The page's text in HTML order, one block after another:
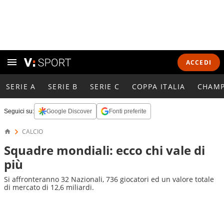
ACCEDI
SERIE A SERIE B SERIE C COPPA ITALIA
Seguici su: Google Discover Fonti preferite
CALCIO
Squadre mondiali: ecco chi vale di
più
Si affronteranno 32 Nazionali, 736 giocatori ed un valore totale
di mercato di 12,6 miliardi.